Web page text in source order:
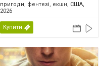
пригоди, фентезі, екшн, США,
2026
Купити